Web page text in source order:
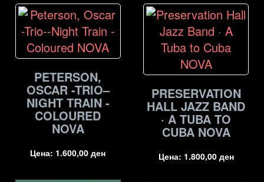
PETERSON,
OSCAR -TRIO–
NIGHT TRAIN -
COLOURED
NOVA
Цена: 1.600,00ден
PRESERVATION
HALL JAZZ BAND
· A TUBA TO
CUBA NOVA
Цена: 1.800,00 ден